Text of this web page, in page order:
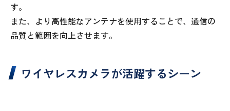
す。
また、より高性能なアンテナを使用することで、通信の
品質と範囲を向上させます。
ワイヤレスカメラが活躍するシーン